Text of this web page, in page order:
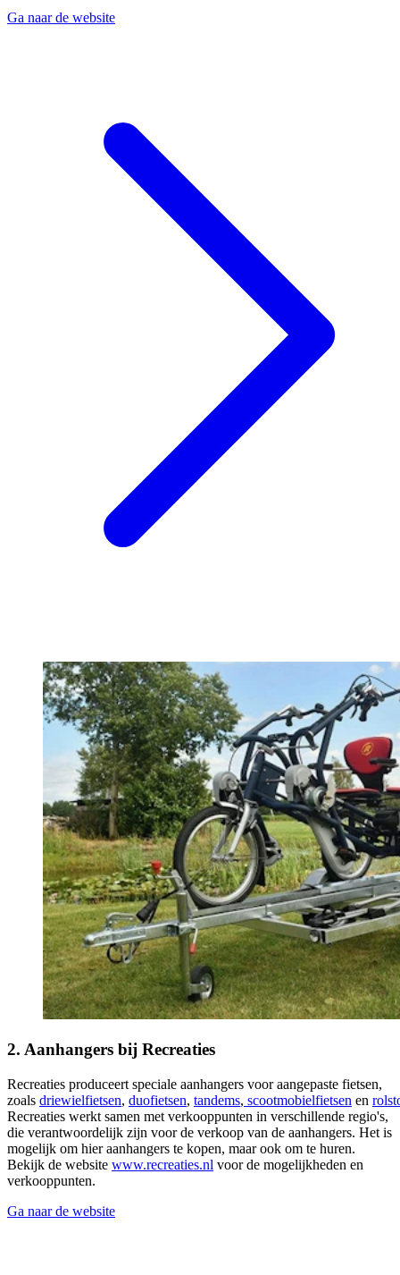
Ga naar de website
2. Aanhangers bij Recreaties
Recreaties produceert speciale aanhangers voor aangepaste fietsen,
zoals driewielfietsen, duofietsen, tandems, scootmobielfietsen en
Recreaties werkt samen met verkooppunten in verschillende regio's,
die verantwoordelijk zijn voor de verkoop van de aanhangers. Het is
mogelijk om hier aanhangers te kopen, maar ook om te huren.
Bekijk de website www.recreaties.nl voor de mogelijkheden en
verkooppunten.
Ga naar de website